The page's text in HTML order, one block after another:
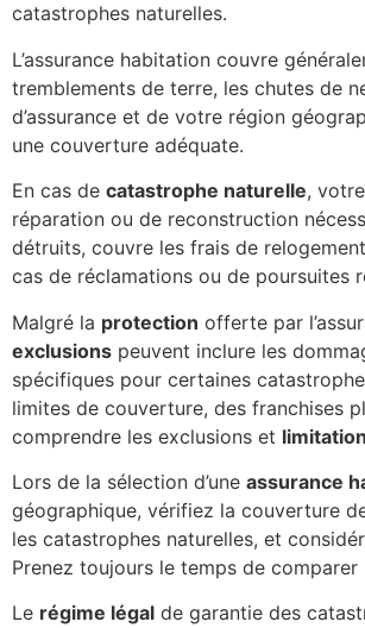
catastrophes naturelles.
L’assurance habitation couvre
tremblements de terre, les chutes de
d’assurance et de votre région
une couverture adéquate.
En cas de catastrophe naturelle, votre
réparation ou de reconstruction
détruits, couvre les frais de
cas de réclamations ou de poursuites
Malgré la protection offerte par
exclusions peuvent inclure les
spécifiques pour certaines
limites de couverture, des franchises
comprendre les exclusions et
Lors de la sélection d’une assurance
géographique, vérifiez la couverture
les catastrophes naturelles, et
Prenez toujours le temps de
Le régime légal de garantie des